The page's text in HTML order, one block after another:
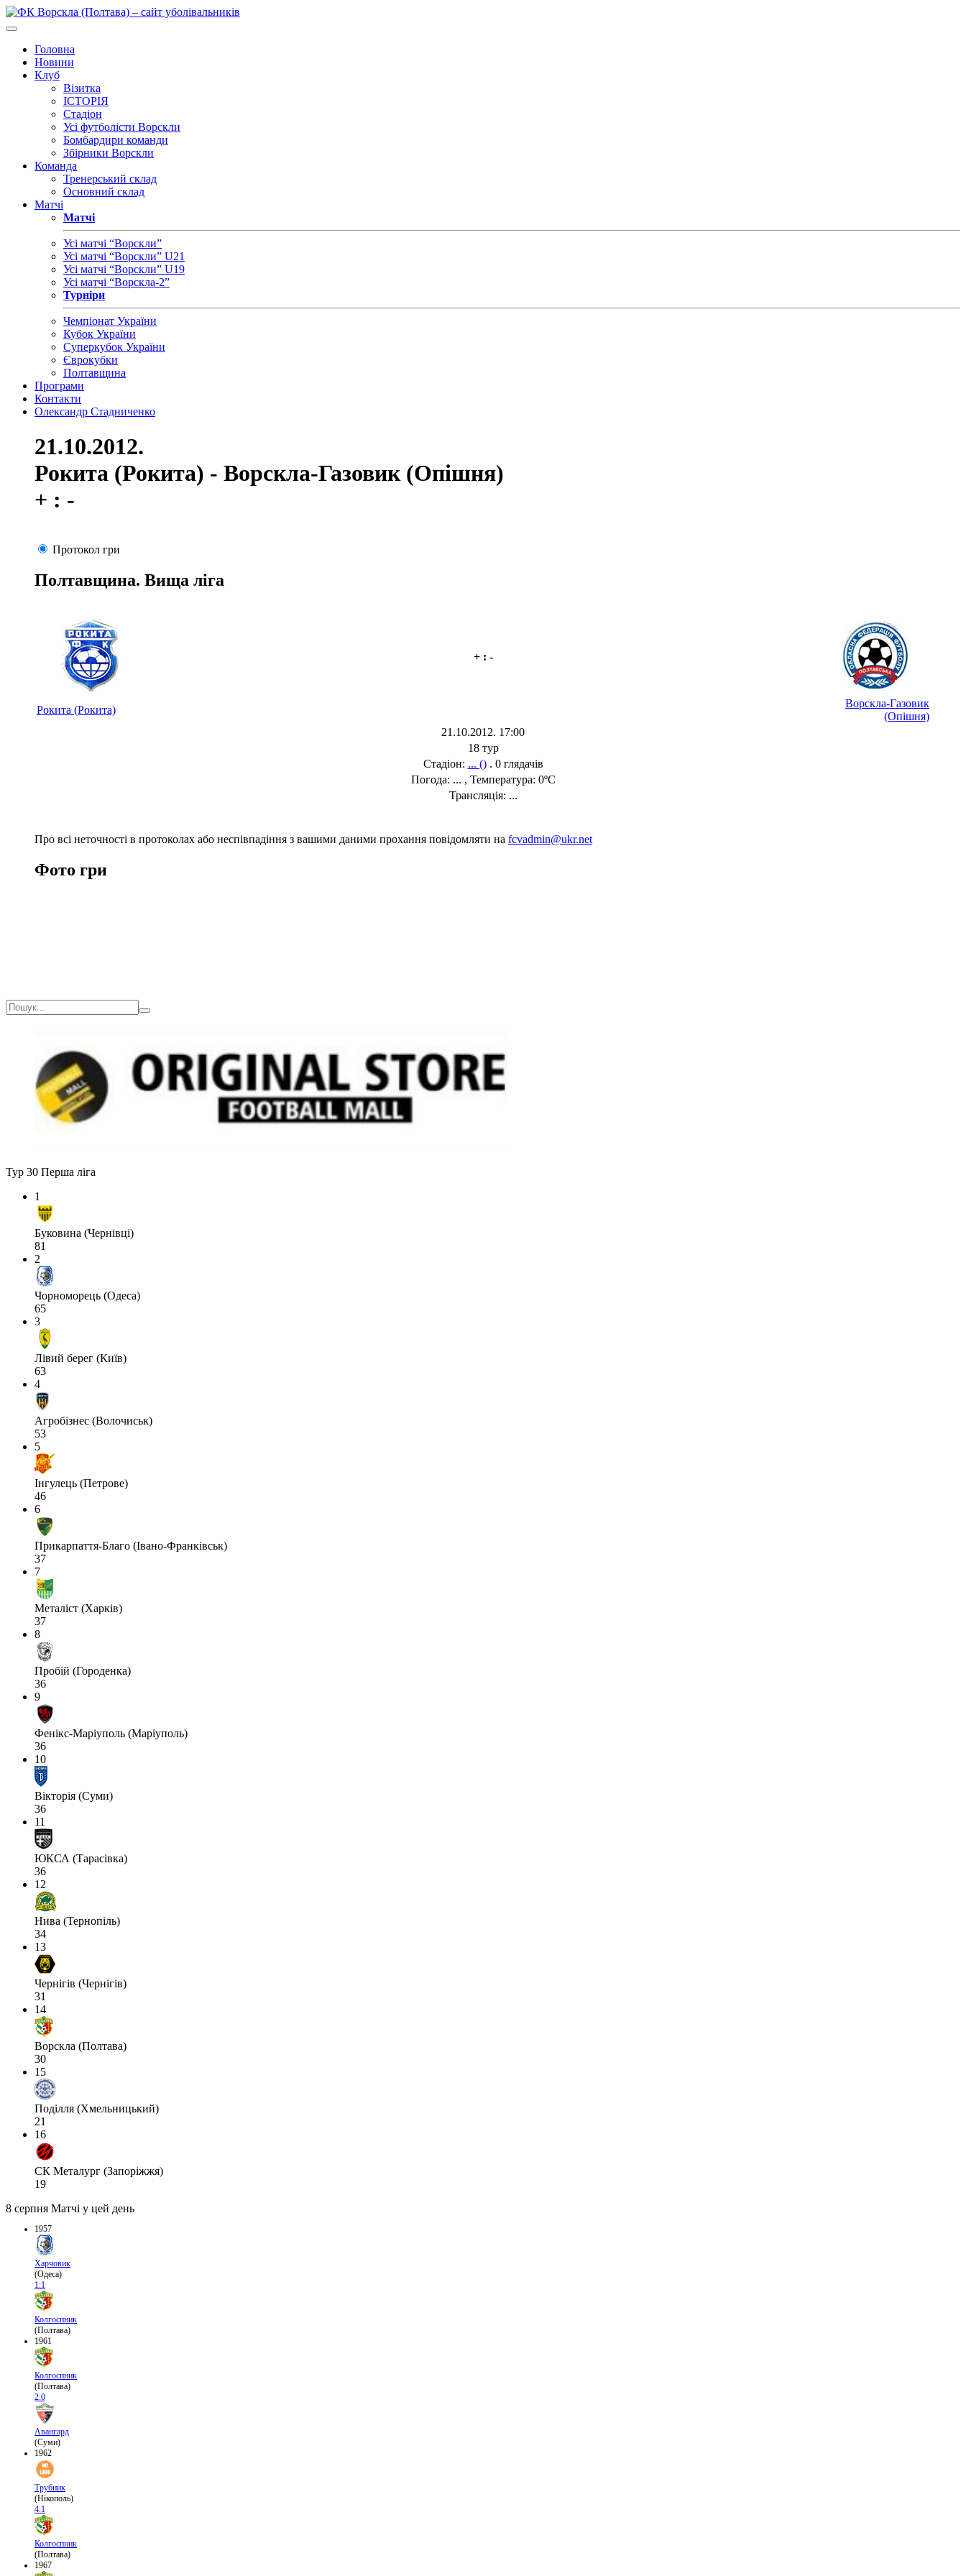
Головна
Новини
Клуб
Візитка
ІСТОРІЯ
Стадіон
Усі футболісти Ворскли
Бомбардири команди
Збірники Ворскли
Команда
Тренерський склад
Основний склад
Матчі
Матчі
Усі матчі “Ворскли”
Усі матчі “Ворскли” U21
Усі матчі “Ворскли” U19
Усі матчі “Ворскла-2”
Турніри
Чемпіонат України
Кубок України
Суперкубок України
Єврокубки
Полтавщина
Програми
Контакти
Олександр Стадниченко
21.10.2012.
Рокита (Рокита) - Ворскла-Газовик (Опішня)
+ : -
Протокол гри
Полтавщина. Вища ліга
+ : -
Рокита (Рокита)
Ворскла-Газовик
(Опішня)
21.10.2012. 17:00
18 тур
Стадіон: ... (). 0 глядачів
Погода: ... , Температура: 0ºC
Трансляція: ...
Про всі неточності в протоколах або неспівпадіння з вашими даними прохання повідомляти на fcvadmin@ukr.net
Фото гри
Тур 30 Перша ліга
1
Буковина (Чернівці)
81
2
Чорноморець (Одеса)
65
3
Лівий берег (Київ)
63
4
Агробізнес (Волочиськ)
53
5
Інгулець (Петрове)
46
6
Прикарпаття-Благо (Івано-Франківськ)
37
7
Металіст (Харків)
37
8
Пробій (Городенка)
36
9
Фенікс-Маріуполь (Маріуполь)
36
10
Вікторія (Суми)
36
11
ЮКСА (Тарасівка)
36
12
Нива (Тернопіль)
34
13
Чернігів (Чернігів)
31
14
Ворскла (Полтава)
30
15
Поділля (Хмельницький)
21
16
СК Металург (Запоріжжя)
19
8 серпня Матчі у цей день
1957
Харчовик
(Одеса)
1:1
Колгоспник
(Полтава)
1961
Колгоспник
(Полтава)
2:0
Авангард
(Суми)
1962
Трубник
(Нікополь)
4:1
Колгоспник
(Полтава)
1967